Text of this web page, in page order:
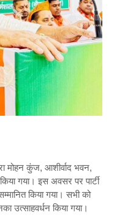
मोहन कुंज, आशीर्वाद भवन,
गया। इस अवसर पर पार्टी
किया गया। सभी को
उत्साहवर्धन किया गया।